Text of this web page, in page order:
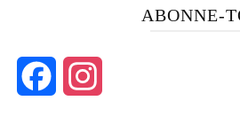
ABONNE-
Facebook